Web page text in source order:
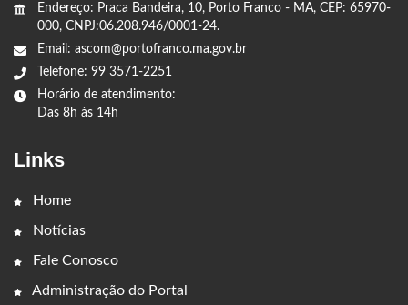
Endereço: Praca Bandeira, 10, Porto Franco - MA, CEP: 65970-
000, CNPJ:06.208.946/0001-24.
Email: ascom@portofranco.ma.gov.br
Telefone: 99 3571-2251
Horário de atendimento:
Das 8h às 14h
Links
Home
Notícias
Fale Conosco
Administração do Portal